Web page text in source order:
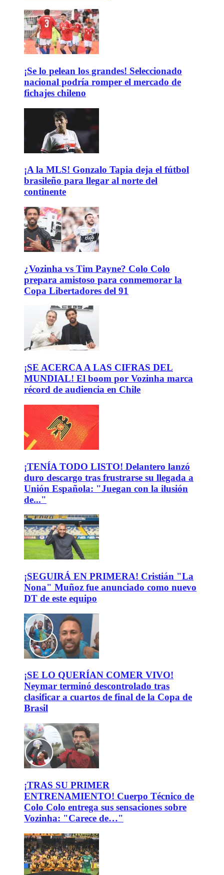
¡Se lo pelean los grandes! Seleccionado
nacional podría romper el mercado de
fichajes chileno
¡A la MLS! Gonzalo Tapia deja el fútbol
brasileño para llegar al norte del
continente
¿Vozinha vs Tim Payne? Colo Colo
prepara amistoso para conmemorar la
Copa Libertadores del 91
¡SE ACERCA A LAS CIFRAS DEL
MUNDIAL! El boom por Vozinha marca
récord de audiencia en Chile
¡TENÍA TODO LISTO! Delantero lanzó
duro descargo tras frustrarse su llegada a
Unión Española: "Juegan con la ilusión
de..."
¡SEGUIRÁ EN PRIMERA! Cristián "La
Nona" Muñoz fue anunciado como nuevo
DT de este equipo
¡SE LO QUERÍAN COMER VIVO!
Neymar terminó descontrolado tras
clasificar a cuartos de final de la Copa de
Brasil
¡TRAS SU PRIMER
ENTRENAMIENTO! Cuerpo Técnico de
Colo Colo entrega sus sensaciones sobre
Vozinha: "Carece de…"